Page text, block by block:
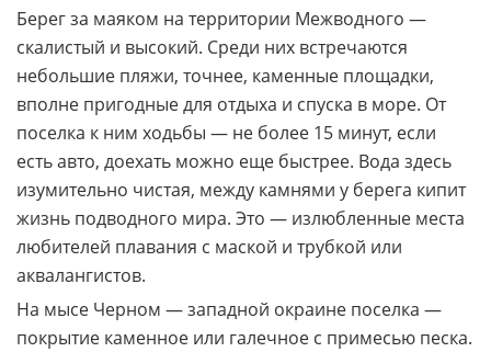
Берег за маяком на территории Межводного —
скалистый и высокий. Среди них встречаются
небольшие пляжи, точнее, каменные площадки,
вполне пригодные для отдыха и спуска в море. От
поселка к ним ходьбы — не более 15 минут, если
есть авто, доехать можно еще быстрее. Вода здесь
изумительно чистая, между камнями у берега кипит
жизнь подводного мира. Это — излюбленные места
любителей плавания с маской и трубкой или
аквалангистов.
На мысе Черном — западной окраине поселка —
покрытие каменное или галечное с примесью песка.